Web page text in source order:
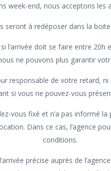
week-end, nous acceptons les
seront à redéposer dans la
l’arrivée doit se faire entre 20h
ne pouvons plus garantir
responsable de votre retard,
si vous ne pouvez-vous
vous fixé et n’a pas informé la
Dans ce cas, l’agence
conditions.
précise auprès de